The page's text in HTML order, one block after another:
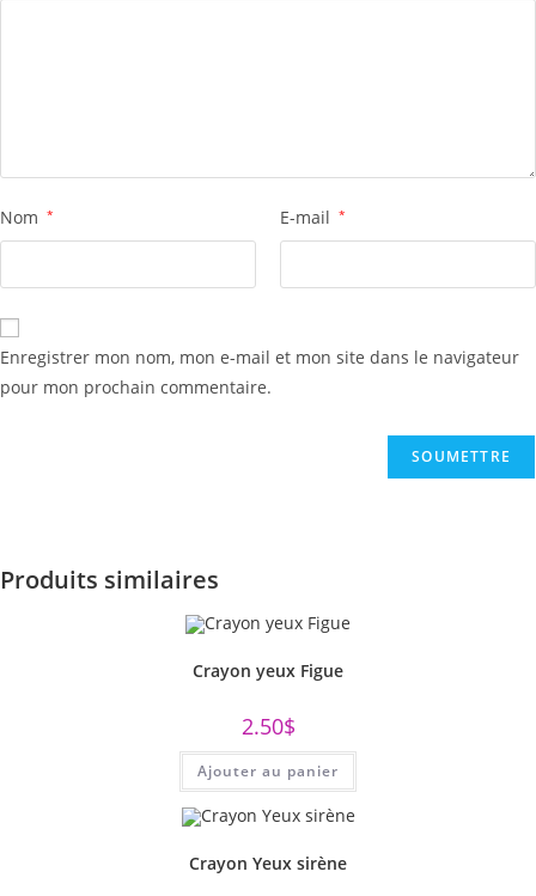
Nom * E-mail *
Enregistrer mon nom, mon e-mail et mon site dans le navigateur
pour mon prochain commentaire.
Produits similaires
Crayon yeux Figue
2.50$
Ajouter au panier
Crayon Yeux sirène